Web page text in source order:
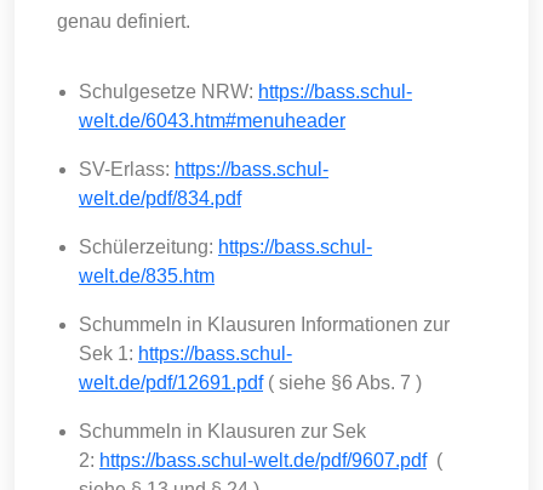
genau definiert.
Schulgesetze NRW: https://bass.schul-
welt.de/6043.htm#menuheader
SV-Erlass: https://bass.schul-
welt.de/pdf/834.pdf
Schülerzeitung: https://bass.schul-
welt.de/835.htm
Schummeln in Klausuren Informationen zur
Sek 1: https://bass.schul-
welt.de/pdf/12691.pdf( siehe §6 Abs. 7 )
Schummeln in Klausuren zur Sek
2: https://bass.schul-welt.de/pdf/9607.pdf(